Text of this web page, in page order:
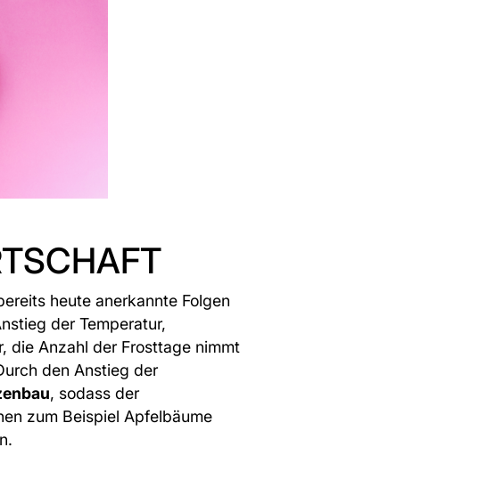
heute anerkannte Folgen
der Temperatur,
die Anzahl der Frosttage nimmt
den Anstieg der
, sodass der
zum Beispiel Apfelbäume